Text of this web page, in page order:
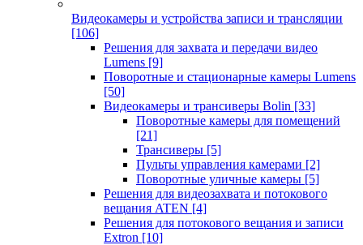
Видеокамеры и устройства записи и трансляции
[106]
Решения для захвата и передачи видео
Lumens [9]
Поворотные и стационарные камеры Lumens
[50]
Видеокамеры и трансиверы Bolin [33]
Поворотные камеры для помещений
[21]
Трансиверы [5]
Пульты управления камерами [2]
Поворотные уличные камеры [5]
Решения для видеозахвата и потокового
вещания ATEN [4]
Решения для потокового вещания и записи
Extron [10]